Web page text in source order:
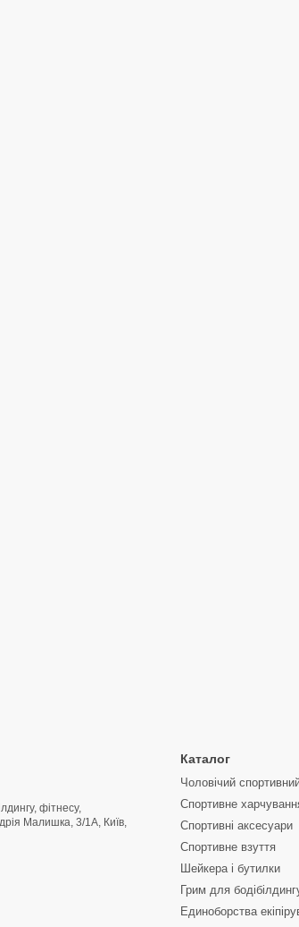
фітнесу,
Малишка, 3/1А, Київ,
Каталог
Чоловічий
Спортивне
Спортивні аксесуари
Спортивне взуття
Шейкера і бутилки
Грим для
Единоборства